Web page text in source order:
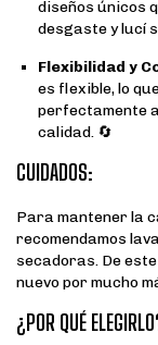
diseños únicos
desgaste y lucí
Flexibilidad y
es flexible, lo
perfectamente
calidad. 🔄
CUIDADOS:
Para mantener la
recomendamos
secadoras. De
nuevo por mucho
¿POR QUÉ